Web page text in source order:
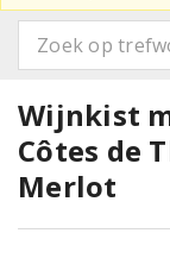
Wijnkist
Côtes de
Merlot